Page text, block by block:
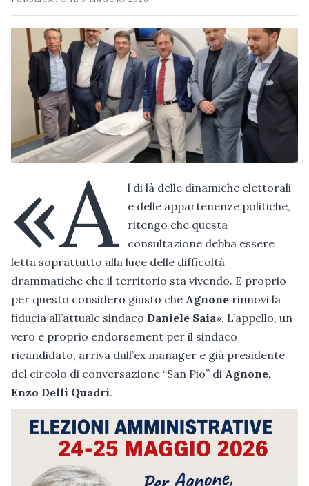
«A
l di là delle dinamiche elettorali
e delle appartenenze politiche,
ritengo che questa
consultazione debba essere
letta soprattutto alla luce delle difficoltà
drammatiche che il territorio sta vivendo. E proprio
per questo considero giusto che Agnone rinnovi la
fiducia all’attuale sindaco Daniele Saia». L’appello, un
vero e proprio endorsement per il sindaco
ricandidato, arriva dall’ex manager e già presidente
del circolo di conversazione “San Pio” di Agnone,
Enzo Delli Quadri.